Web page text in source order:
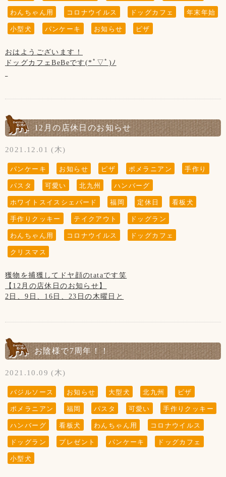
【新型コロナウイルス感染防止対策について】
新型コロナウイルス感染防止対策を行っております。
◆お席からは必要最低限の移動(トイレやドッグランなど)以
◆ご入店の際は、アルコール消毒とマスクの着用(お食事の時
以外)をお願い致します。
◆テイクアウトもございます！
◆ご入店の制限をさせて頂いております。(店内は4組様ま
で、テラスは3組様まで)
お客様、わんちゃんの安全を守るためですのでご了承くださ
【営業時間について】
コロナウイルス対策として時間短縮営業で11:00～19:00(L.O
18:00)とさせて頂きます。
ております。
【写真について】
せんのでご了承くださいませ。
※大変残念なお知らせですが、
当店の看板犬のsunちゃん(ポメラニアン)が
2021年2月19日に13歳で虹の橋を渡りました。
ホームページやFacebookなどを見てsunちゃんに
会いに来てくださる方がいらっしゃいますが、
私共としては大切な家族で、
sunちゃんを消すという事は出来ません。
『 当店は、看板犬と遊んだり、お散歩をするなどの"ふれあ
い"の営業は行っておりませんので予めご了承下さいませ』
【お願い】
ドッグランはわんちゃんの遊ぶ所です。
お子様の遊ぶ所ではございません。
サッカー・キャッチボール・お子様だけの追いかけっこなど
はご遠慮頂きますようお願い致します。
保護者の方はわんちゃんだけでなく、お子様からも目を離さ
ないようにお願い致します。
【新型コロナウイルス感染防止対策について】
新型コロナウイルス感染防止対策を行っております。
お客様の安全の為にもご協力をお願い致します。
◆お席からは必要最低限の移動(トイレやドッグランなど)以
お客様同士(わんちゃんも含む)の距離ソーシャルディスタン
スを保って頂きますようお願い致します。
◆ご入店の際は、アルコール消毒とマスクの着用(お食事の時
以外)をお願い致します。
◆テイクアウトもございます！
◆ご入店の制限をさせて頂いております。(店内は4組様ま
で、テラスは3組様まで)
お客様、わんちゃんの安全を守るためですのでご了承くださ
わんちゃん用 コロナウイルス ドッグカフェ 年末年始
小型犬 パンケーキ お知らせ ピザ
おはようございます！
ドッグカフェBeBeです(*ﾟ▽ﾟ)ﾉ
今年もコロナに振り回された年になりましたが、
ご愛顧頂きありがとうございました！
みなさま、良いお年をお迎え下さいませ✩°｡⋆⸜(* ॑꒳ ॑* )⸝
【12月の店休日】
第3水曜日の15日、大晦日の31日です。
で、暫く掲載させていただきます。)
※大変残念なお知らせですが、
当店の看板犬のsunちゃん(ポメラニアン)が
会いに来てくださる方がいらっしゃいますが、
私共としては大切な家族で、
ホームページなどの画面から
sunちゃんを消すという事は出来ません。
『 当店は、看板犬と遊んだり、お散歩をするなどの"ふれあ
い"の営業は行っておりませんので予めご了承下さいませ』
【お願い】
ドッグランはわんちゃんの遊ぶ所です。
12月の店休日のお知らせ
2021.12.01 (木)
パンケーキ お知らせ ピザ ポメラニアン 手作り
パスタ 可愛い 北九州 ハンバーグ
ホワイトスイスシェパード 福岡 定休日 看板犬
手作りクッキー テイクアウト ドッグラン
わんちゃん用 コロナウイルス ドッグカフェ
クリスマス
獲物を捕獲してドヤ顔のtataです笑
【12月の店休日のお知らせ】
2日、9日、16日、23日の木曜日と
(↓こちらのお知らせは知らない方がまだいらっしゃいますの
で、暫く掲載させていただきます。)
※大変残念なお知らせですが、
2021年2月19日に13歳で虹の橋を渡りました。
ホームページやFacebookなどを見てsunちゃんに
会いに来てくださる方がいらっしゃいますが、
ホームページなどの画面から
sunちゃんを消すという事は出来ません。
大変申し訳ございません。ご了承くださいませ※
お陰様で7周年！！
2021.10.09 (木)
バジルソース お知らせ 大型犬 北九州 ピザ
ポメラニアン 福岡 パスタ 可愛い 手作りクッキー
ハンバーグ 看板犬 わんちゃん用 コロナウイルス
ドッグラン プレゼント パンケーキ ドッグカフェ
小型犬